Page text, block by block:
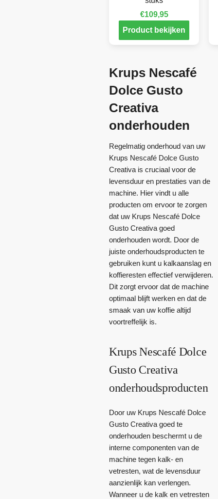
€109,95
Product bekijken
Krups Nescafé
Dolce Gusto
Creativa
onderhouden
Regelmatig onderhoud van uw
Krups Nescafé Dolce Gusto
Creativa is cruciaal voor de
levensduur en prestaties van de
machine. Hier vindt u alle
producten om ervoor te zorgen
dat uw Krups Nescafé Dolce
Gusto Creativa goed
onderhouden wordt. Door de
juiste onderhoudsproducten te
gebruiken kunt u kalkaanslag en
koffieresten effectief verwijderen.
Dit zorgt ervoor dat de machine
optimaal blijft werken en dat de
smaak van uw koffie altijd
voortreffelijk is.
Krups Nescafé Dolce
Gusto Creativa
onderhoudsproducten
Door uw Krups Nescafé Dolce
Gusto Creativa goed te
onderhouden beschermt u de
interne componenten van de
machine tegen kalk- en
vetresten, wat de levensduur
aanzienlijk kan verlengen.
Wanneer u de kalk en vetresten